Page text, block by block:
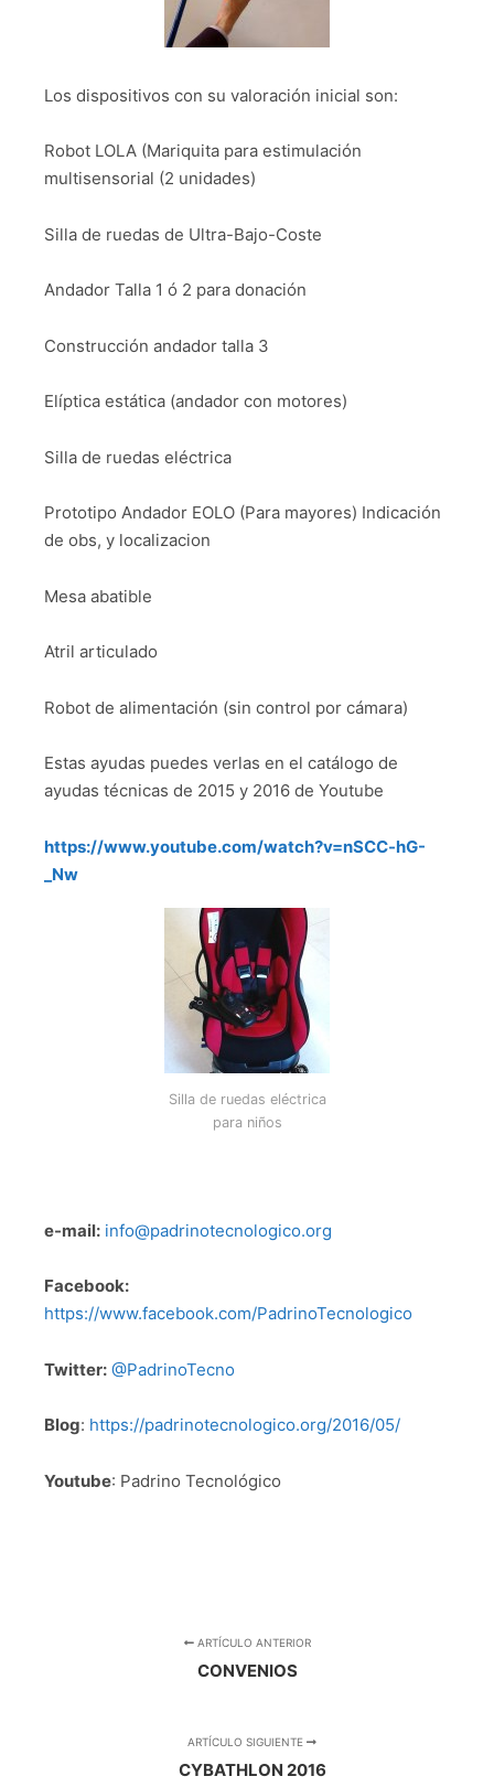
Los dispositivos con su valoración inicial son:
Robot LOLA (Mariquita para estimulación
multisensorial (2 unidades)
Silla de ruedas de Ultra-Bajo-Coste
Andador Talla 1 ó 2 para donación
Construcción andador talla 3
Elíptica estática (andador con motores)
Silla de ruedas eléctrica
Prototipo Andador EOLO (Para mayores) Indicación
de obs, y localizacion
Mesa abatible
Atril articulado
Robot de alimentación (sin control por cámara)
Estas ayudas puedes verlas en el catálogo de
ayudas técnicas de 2015 y 2016 de Youtube
https://www.youtube.com/watch?v=nSCC-hG-
_Nw
Silla de ruedas eléctrica
para niños
e-mail: info@padrinotecnologico.org
Facebook:
https://www.facebook.com/PadrinoTecnologico
Twitter: @PadrinoTecno
Blog: https://padrinotecnologico.org/2016/05/
Youtube: Padrino Tecnológico
ARTÍCULO ANTERIOR
CONVENIOS
ARTÍCULO SIGUIENTE
CYBATHLON 2016